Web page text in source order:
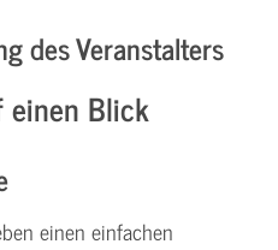
des Veranstalters
einen Blick
einen einfachen